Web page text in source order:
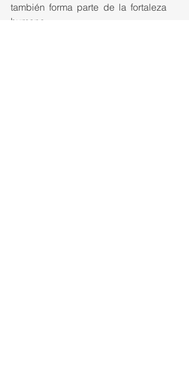
también forma parte de la fortaleza
humana.